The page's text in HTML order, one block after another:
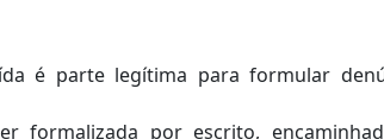
é parte legítima para formular
formalizada por escrito,